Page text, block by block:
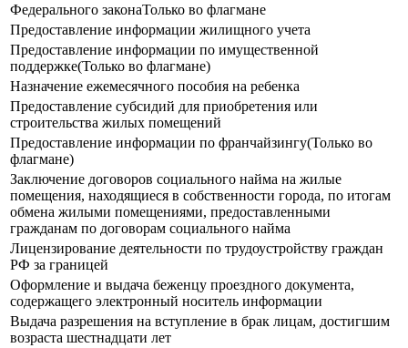
Федерального законаТолько во флагмане
Предоставление информации жилищного учета
Предоставление информации по имущественной
поддержке(Только во флагмане)
Назначение ежемесячного пособия на ребенка
Предоставление субсидий для приобретения или
строительства жилых помещений
Предоставление информации по франчайзингу(Только во
флагмане)
Заключение договоров социального найма на жилые
помещения, находящиеся в собственности города, по итогам
обмена жилыми помещениями, предоставленными
гражданам по договорам социального найма
Лицензирование деятельности по трудоустройству граждан
РФ за границей
Оформление и выдача беженцу проездного документа,
содержащего электронный носитель информации
Выдача разрешения на вступление в брак лицам, достигшим
возраста шестнадцати лет